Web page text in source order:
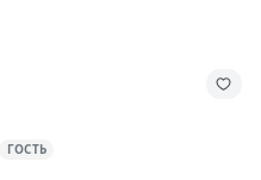
ГОСТЬ